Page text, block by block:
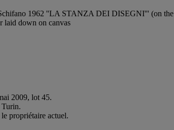
1962 ''LA STANZA DEI DISEGNI''' (on the
laid down on canvas
2009, lot 45.
Turin.
propriétaire actuel.